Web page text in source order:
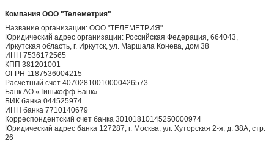
Компания ООО "Телеметрия"
Название организации: ООО "ТЕЛЕМЕТРИЯ"
Юридический адрес организации: Российская Федерация, 664043,
Иркутская область, г. Иркутск, ул. Маршала Конева, дом 38
ИНН 7536172565
КПП 381201001
ОГРН 1187536004215
Расчетный счет 40702810010000426573
Банк АО «Тинькофф Банк»
БИК банка 044525974
ИНН банка 7710140679
Корреспондентский счет банка 30101810145250000974
Юридический адрес банка 127287, г. Москва, ул. Хуторская 2-я, д. 38А, стр.
26